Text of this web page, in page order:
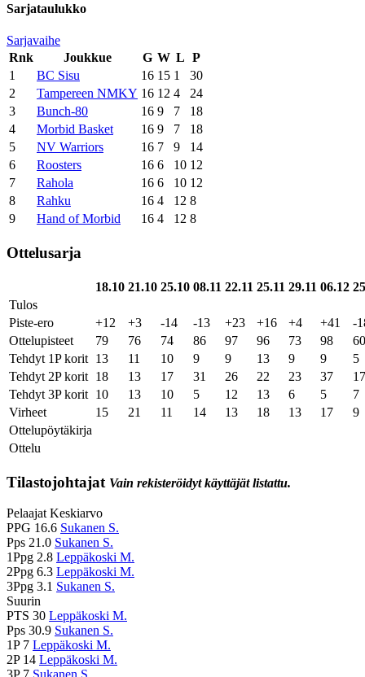
Sarjataulukko
Sarjavaihe
Rnk
Joukkue G W L P
1
BC Sisu 16 15 1
30
2
Tampereen NMKY 16 12 4
24
3
Bunch-80 16 9 7
18
4
Morbid Basket 16 9 7
18
5
NV Warriors 16 7 9
14
6
Roosters 16 6 10 12
7
Rahola 16 6 10 12
8
Rahku 16 4 12 8
9
Hand of Morbid 16 4 12 8
Ottelusarja
18.10 21.10 25.10 08.11 22.11 25.11 29.11 06.12
Tulos
Piste-ero
+12 +3 -14 -13 +23 +16 +4 +41
-
Ottelupisteet
79 76 74 86 97 96 73 98
60
Tehdyt 1P korit 13 11 10 9 9 13 9 9
5
Tehdyt 2P korit 18 13 17 31 26 22 23 37
17
Tehdyt 3P korit 10 13 10 5 12 13 6 5
7
Virheet
15 21 11 14 13 18 13 17
9
Ottelupöytäkirja
Ottelu
Tilastojohtajat Vain rekisteröidyt käyttäjät listattu.
Pelaajat Keskiarvo
PPG 16.6 Sukanen S.
Pps 21.0 Sukanen S.
1Ppg 2.8 Leppäkoski M.
2Ppg 6.3 Leppäkoski M.
3Ppg 3.1 Sukanen S.
Suurin
PTS 30 Leppäkoski M.
Pps 30.9 Sukanen S.
1P 7 Leppäkoski M.
2P 14 Leppäkoski M.